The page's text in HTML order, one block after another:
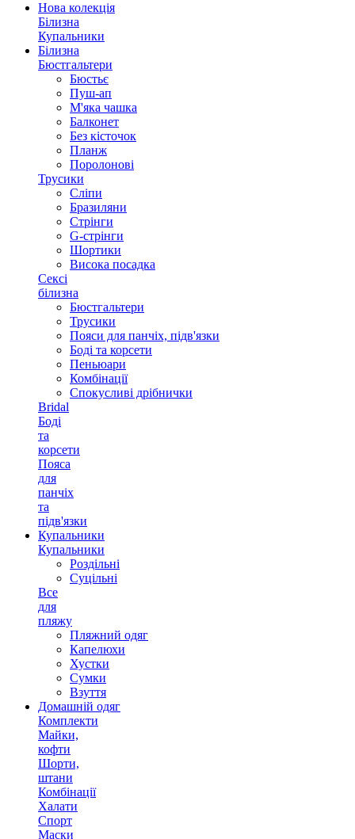
Нова колекція
Білизна
Купальники
Білизна
Бюстгальтери
Бюстьє
Пуш-ап
М'яка чашка
Балконет
Без кісточок
Планж
Поролонові
Трусики
Сліпи
Бразиляни
Стрінги
G-стрінги
Шортики
Висока посадка
Сексі
білизна
Бюстгальтери
Трусики
Пояси для панчіх, підв'язки
Боді та корсети
Пеньюари
Комбінації
Спокусливі дрібнички
Bridal
Боді
та
корсети
Пояса
для
панчіх
та
підв'язки
Купальники
Купальники
Роздільні
Суцільні
Все
для
пляжу
Пляжний одяг
Капелюхи
Хустки
Сумки
Взуття
Домашній одяг
Комплекти
Майки,
кофти
Шорти,
штани
Комбінації
Халати
Спорт
Маски